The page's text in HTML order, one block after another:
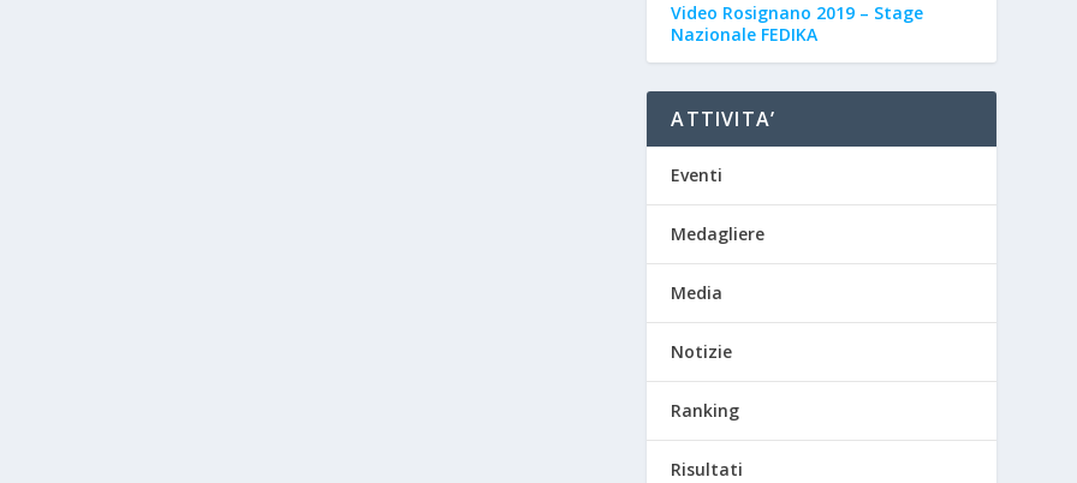
Video Rosignano 2019 – Stage
Nazionale FEDIKA
ATTIVITA’
Eventi
Medagliere
Media
Notizie
Ranking
Risultati